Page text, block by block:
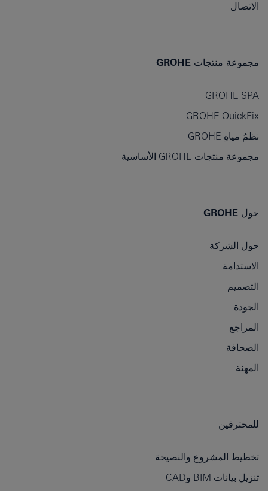
الاتصال
مجموعة منتجات GROHE
GROHE SPA
GROHE QuickFix
نظمُ مياهِ GROHE
مجموعة منتجات GROHE الأساسية
حول GROHE
حول الشركة
الاستدامة
التصميم
الجودة
المراجع
الصحافة
المهنة
للمحترفين
تخطيط المشروع والنصيحة
تنزيل بيانات BIM وCAD